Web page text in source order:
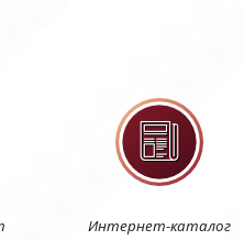
Интернет-каталог